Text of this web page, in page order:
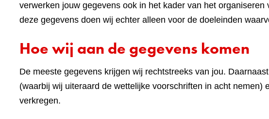
verwerken jouw gegevens ook in het kader van het
deze gegevens doen wij echter alleen voor de doeleinden
Hoe wij aan de gegevens komen
De meeste gegevens krijgen wij rechtstreeks van jou.
(waarbij wij uiteraard de wettelijke voorschriften in acht nemen)
verkregen.